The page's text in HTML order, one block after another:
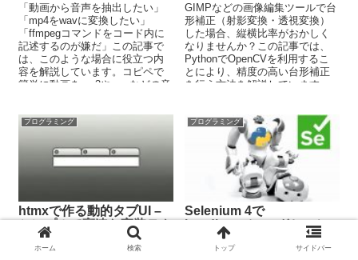
「動画から音声を抽出したい」
「mp4をwavに変換したい」
「ffmpegコマンドをコード内に
記述するのが嫌だ」この記事で
は、このような場合に役立つ内
容を解説しています。コピペで
簡単に動画をmp3やwavなどの音
GIMPなどの画像編集ツールで台
形補正（射影変換・透視変換）
した場合、縦横比率がおかしく
なりませんか？この記事では、
PythonでOpenCVを利用するこ
とにより、精度の高い台形補正
を行う方法を解説しています。
ん。
プログラミング
htmxで作る動的タブUI –
シンプルで高速な実装テク
ニック
htmxとPHPを組み合わせて、シ
プログラミング
Selenium 4で
headless（ヘッドレス）
に対応する
「Seleniumでheadless（ヘッド
ホーム 検索 トップ サイドバー